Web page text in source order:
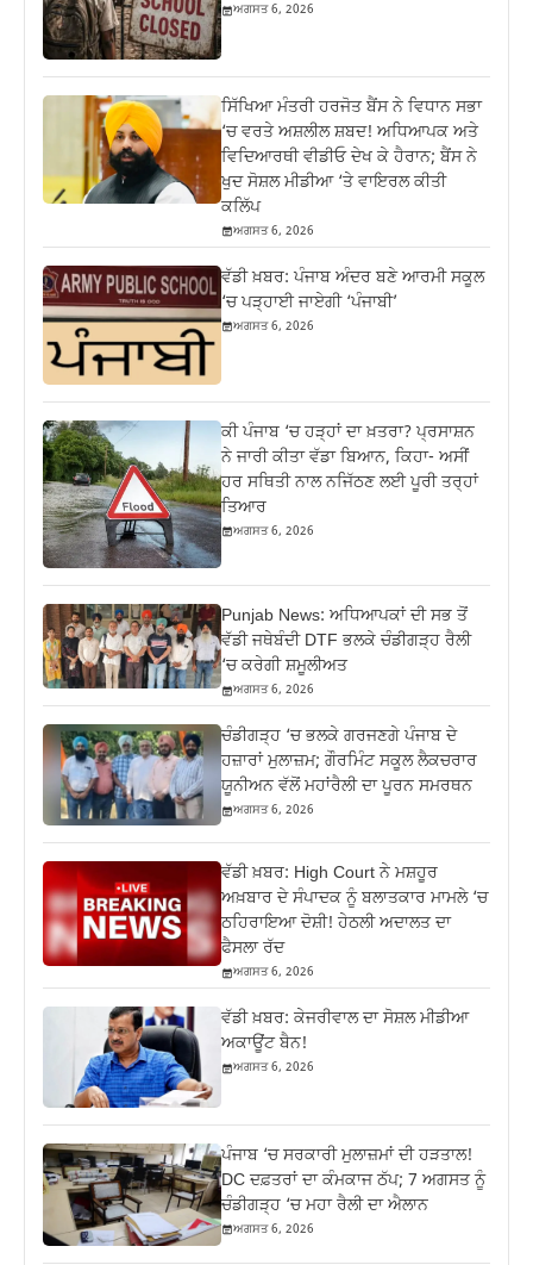
ਅਗਸਤ 6, 2026
ਸਿੱਖਿਆ ਮੰਤਰੀ ਹਰਜੋਤ ਬੈਂਸ ਨੇ ਵਿਧਾਨ ਸਭਾ
‘ਚ ਵਰਤੇ ਅਸ਼ਲੀਲ ਸ਼ਬਦ! ਅਧਿਆਪਕ ਅਤੇ
ਵਿਦਿਆਰਥੀ ਵੀਡੀਓ ਦੇਖ ਕੇ ਹੈਰਾਨ; ਬੈਂਸ ਨੇ
ਖੁਦ ਸੋਸ਼ਲ ਮੀਡੀਆ ‘ਤੇ ਵਾਇਰਲ ਕੀਤੀ
ਕਲਿੱਪ
ਅਗਸਤ 6, 2026
ਵੱਡੀ ਖ਼ਬਰ: ਪੰਜਾਬ ਅੰਦਰ ਬਣੇ ਆਰਮੀ ਸਕੂਲ
‘ਚ ਪੜ੍ਹਾਈ ਜਾਏਗੀ ‘ਪੰਜਾਬੀ’
ਅਗਸਤ 6, 2026
ਕੀ ਪੰਜਾਬ ‘ਚ ਹੜ੍ਹਾਂ ਦਾ ਖ਼ਤਰਾ? ਪ੍ਰਸਾਸ਼ਨ
ਨੇ ਜਾਰੀ ਕੀਤਾ ਵੱਡਾ ਬਿਆਨ, ਕਿਹਾ- ਅਸੀਂ
ਹਰ ਸਥਿਤੀ ਨਾਲ ਨਜਿੱਠਣ ਲਈ ਪੂਰੀ ਤਰ੍ਹਾਂ
ਤਿਆਰ
ਅਗਸਤ 6, 2026
Punjab News: ਅਧਿਆਪਕਾਂ ਦੀ ਸਭ ਤੋਂ
ਵੱਡੀ ਜਥੇਬੰਦੀ DTF ਭਲਕੇ ਚੰਡੀਗੜ੍ਹ ਰੈਲੀ
‘ਚ ਕਰੇਗੀ ਸ਼ਮੂਲੀਅਤ
ਅਗਸਤ 6, 2026
ਚੰਡੀਗੜ੍ਹ ‘ਚ ਭਲਕੇ ਗਰਜਣਗੇ ਪੰਜਾਬ ਦੇ
ਹਜ਼ਾਰਾਂ ਮੁਲਾਜ਼ਮ; ਗੌਰਮਿੰਟ ਸਕੂਲ ਲੈਕਚਰਾਰ
ਯੂਨੀਅਨ ਵੱਲੋਂ ਮਹਾਂਰੈਲੀ ਦਾ ਪੂਰਨ ਸਮਰਥਨ
ਅਗਸਤ 6, 2026
ਵੱਡੀ ਖ਼ਬਰ: High Court ਨੇ ਮਸ਼ਹੂਰ
ਅਖ਼ਬਾਰ ਦੇ ਸੰਪਾਦਕ ਨੂੰ ਬਲਾਤਕਾਰ ਮਾਮਲੇ ‘ਚ
ਠਹਿਰਾਇਆ ਦੋਸ਼ੀ! ਹੇਠਲੀ ਅਦਾਲਤ ਦਾ
ਫੈਸਲਾ ਰੱਦ
ਅਗਸਤ 6, 2026
ਵੱਡੀ ਖ਼ਬਰ: ਕੇਜਰੀਵਾਲ ਦਾ ਸੋਸ਼ਲ ਮੀਡੀਆ
ਅਕਾਊਂਟ ਬੈਨ!
ਅਗਸਤ 6, 2026
ਪੰਜਾਬ ‘ਚ ਸਰਕਾਰੀ ਮੁਲਾਜ਼ਮਾਂ ਦੀ ਹੜਤਾਲ!
DC ਦਫ਼ਤਰਾਂ ਦਾ ਕੰਮਕਾਜ ਠੱਪ; 7 ਅਗਸਤ ਨੂੰ
ਚੰਡੀਗੜ੍ਹ ‘ਚ ਮਹਾ ਰੈਲੀ ਦਾ ਐਲਾਨ
ਅਗਸਤ 6, 2026